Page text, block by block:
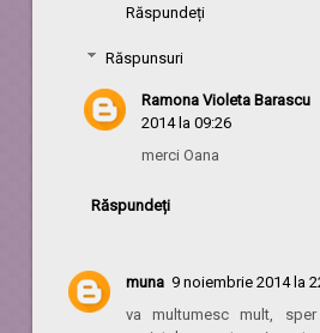
Răspundeți
Răspunsuri
Ramona Violeta Barascu
2014 la 09:26
merci Oana
Răspundeți
muna 9 noiembrie 2014 la
va multumesc mult,